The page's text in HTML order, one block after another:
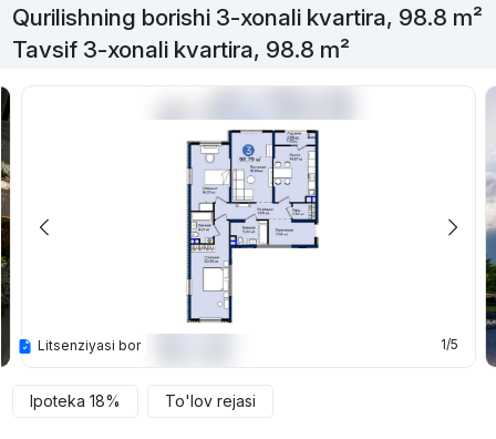
Qurilishning borishi 3-xonali kvartira, 98.8 m²
Tavsif 3-xonali kvartira, 98.8 m²
1/5
Litsenziyasi bor
Ipoteka 18% To'lov rejasi